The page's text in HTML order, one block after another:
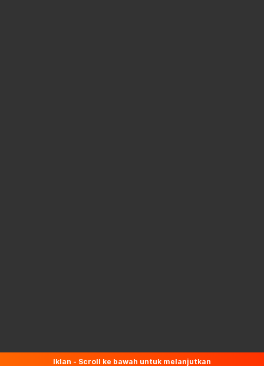
Iklan - Scroll ke bawah untuk melanjutkan